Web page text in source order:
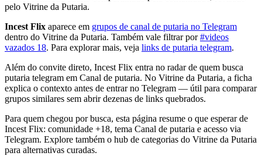
pelo Vitrine da Putaria.
Incest Flix aparece em grupos de canal de putaria no Telegram
dentro do Vitrine da Putaria. Também vale filtrar por#videos
vazados 18. Para explorar mais, veja links de putaria telegram.
Além do convite direto, Incest Flix entra no radar de quem busca
putaria telegram em Canal de putaria. No Vitrine da Putaria, a ficha
explica o contexto antes de entrar no Telegram — útil para comparar
grupos similares sem abrir dezenas de links quebrados.
Para quem chegou por busca, esta página resume o que esperar de
Incest Flix: comunidade +18, tema Canal de putaria e acesso via
Telegram. Explore também o hub de categorias do Vitrine da Putaria
para alternativas curadas.